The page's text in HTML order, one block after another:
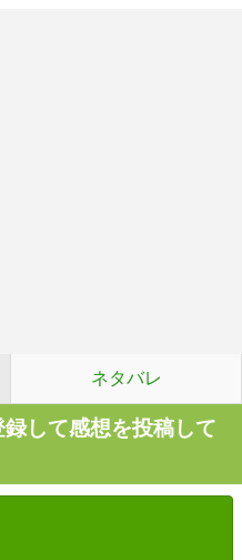
ネタバレ
して感想を投稿して